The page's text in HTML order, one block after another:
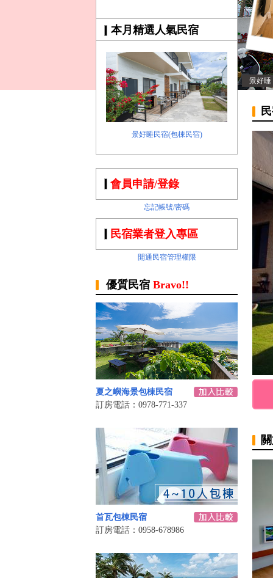
本月精選人氣民宿
景好睡民宿(包棟民宿)
景好睡
會員申請/登錄
忘記帳號/密碼
民宿業者登入專區
開通民宿管理權限
優質民宿 Bravo!!
夏之嶼海景包棟民宿
訂房電話：0978-771-337
首瓦包棟民宿
訂房電話：0958-678986